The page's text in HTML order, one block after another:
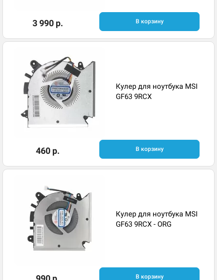
3 990 р. В корзину
Кулер для ноутбука MSI
GF63 9RCX
460 р. В корзину
Кулер для ноутбука MSI
GF63 9RCX - ORG
В корзину